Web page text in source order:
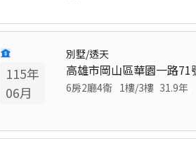
115年
06月
別墅/透天
高雄市岡山區華園一路71
6房2廳4衛 1樓/3樓 31.9年